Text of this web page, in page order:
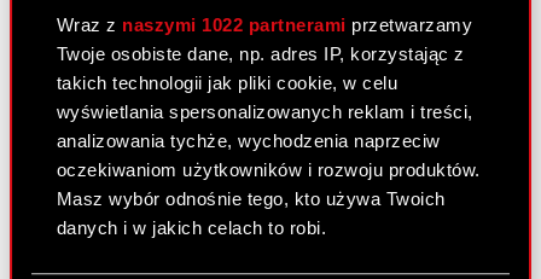
Wraz z naszymi 1022 partnerami przetwarzamy
Twoje osobiste dane, np. adres IP, korzystając z
takich technologii jak pliki cookie, w celu
wyświetlania spersonalizowanych reklam i treści,
analizowania tychże, wychodzenia naprzeciw
oczekiwaniom użytkowników i rozwoju produktów.
Masz wybór odnośnie tego, kto używa Twoich
danych i w jakich celach to robi.
PDF Korekta raportu okresowego
PDF Sprawozdanie finansowe 2009
PDF Oświadczenie biegłego rewidenta